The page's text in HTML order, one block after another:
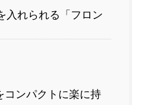
入れられる「フロン
コンパクトに楽に持